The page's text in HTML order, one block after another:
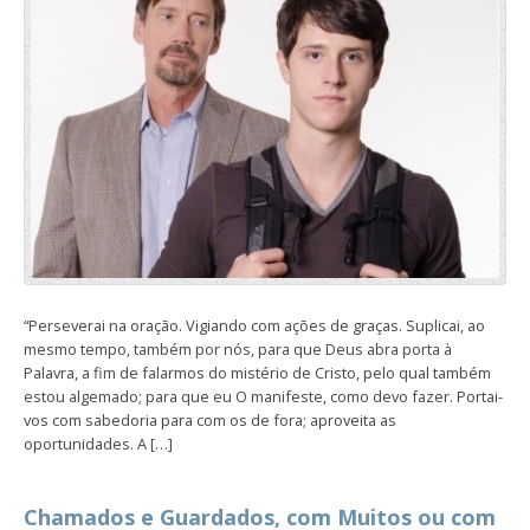
“Perseverai na oração. Vigiando com ações de graças. Suplicai, ao
mesmo tempo, também por nós, para que Deus abra porta à
Palavra, a fim de falarmos do mistério de Cristo, pelo qual também
estou algemado; para que eu O manifeste, como devo fazer. Portai-
vos com sabedoria para com os de fora; aproveita as
oportunidades. A […]
Chamados e Guardados, com Muitos ou com